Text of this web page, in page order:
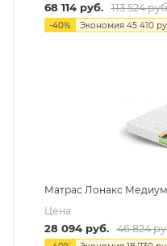
68 114руб. 113 524
-40% Экономия 45 410
Матрас Лонакс Медиум
Цена
28 094руб. 46 824